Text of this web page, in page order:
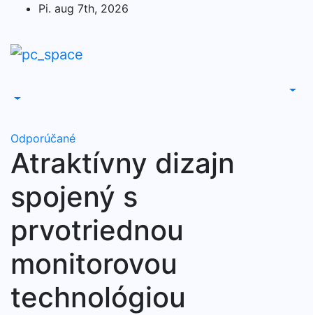
content
Pi. aug 7th, 2026
Odporúčané
Atraktívny dizajn
spojený s
prvotriednou
monitorovou
technológiou